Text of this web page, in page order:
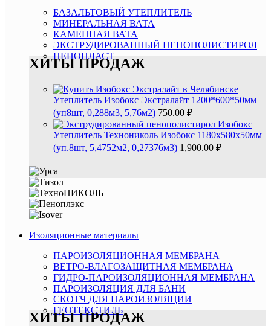
БАЗАЛЬТОВЫЙ УТЕПЛИТЕЛЬ
МИНЕРАЛЬНАЯ ВАТА
КАМЕННАЯ ВАТА
ЭКСТРУДИРОВАННЫЙ ПЕНОПОЛИСТИРОЛ
ПЕНОПЛАСТ
ХИТЫ ПРОДАЖ
Утеплитель Изобокс Экстралайт 1200*600*50мм
(уп8шт, 0,288м3, 5,76м2) 750.00 ₽
Утеплитель Технониколь Изобокс 1180х580х50мм
(уп.8шт, 5,4752м2, 0,27376м3) 1,900.00 ₽
Изоляционные материалы
ПАРОИЗОЛЯЦИОННАЯ МЕМБРАНА
ВЕТРО-ВЛАГОЗАЩИТНАЯ МЕМБРАНА
ГИДРО-ПАРОИЗОЛЯЦИОННАЯ МЕМБРАНА
ПАРОИЗОЛЯЦИЯ ДЛЯ БАНИ
СКОТЧ ДЛЯ ПАРОИЗОЛЯЦИИ
ГЕОТЕКСТИЛЬ
ХИТЫ ПРОДАЖ